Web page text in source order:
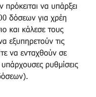
πρόκειται να υπάρξει
δόσεων για χρέη
και κάλεσε τους
εξυπηρετούν τις
να ενταχθούν σε
ρυθμίσεις